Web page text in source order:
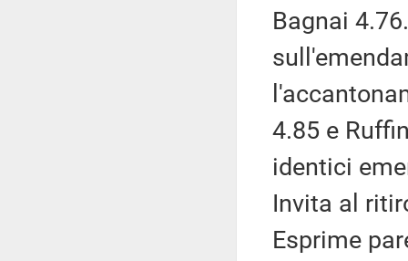
Bagnai
4.85 e
identici
Invita al
Esprime